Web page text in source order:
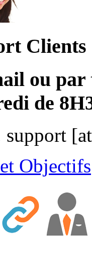
Clients
ou par
de
support
Objectifs